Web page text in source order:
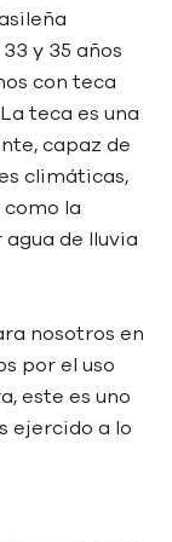
y 35 años
con teca
teca es una
capaz de
climáticas,
la
de lluvia
nosotros en
por el uso
este es uno
ejercido a lo